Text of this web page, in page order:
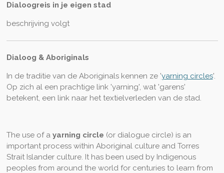
Dialoogreis in je eigen stad
beschrijving volgt
Dialoog & Aboriginals
In de traditie van de Aboriginals kennen ze 'yarning circles'.
Op zich al een prachtige link 'yarning', wat 'garens'
betekent, een link naar het textielverleden van de stad.
The use of a yarning circle (or dialogue circle) is an
important process within Aboriginal culture and Torres
Strait Islander culture. It has been used by Indigenous
peoples from around the world for centuries to learn from